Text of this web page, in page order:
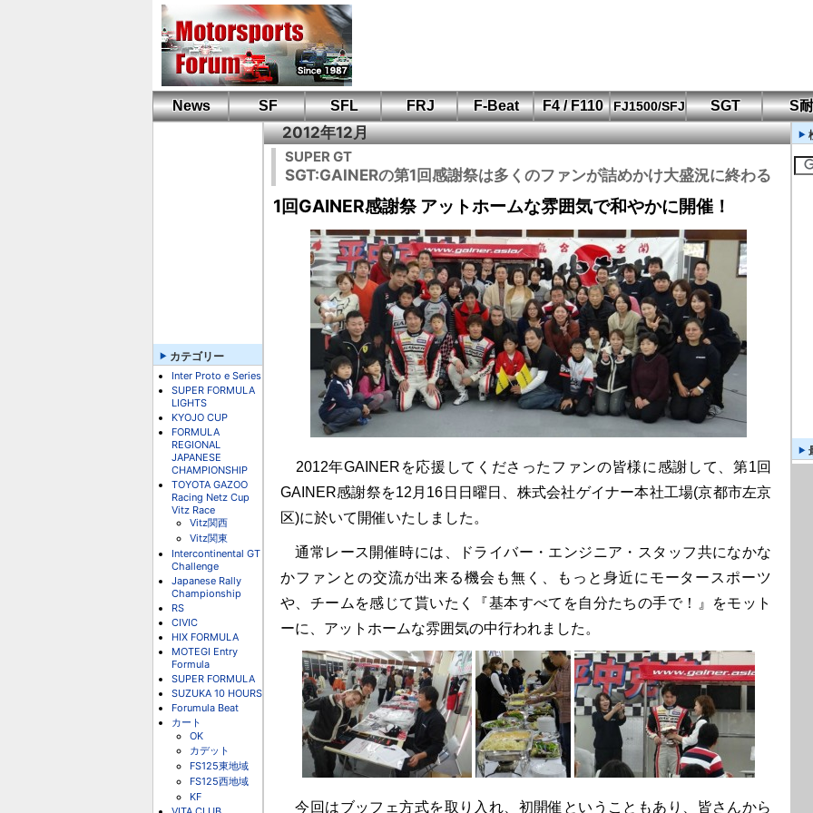
News SF SFL FRJ F-Beat
F4 / F110
FIA-F4
F110 CUP
FJ1500/SFJ
鈴鹿・岡山
もてぎ・菅生
筑波・冨士
Aポリス
SFJ D-Cup
SFJ日本一
SGT S耐
カテゴリー
Inter Proto e Series
SUPER FORMULA
LIGHTS
KYOJO CUP
FORMULA
REGIONAL
JAPANESE
CHAMPIONSHIP
TOYOTA GAZOO
Racing Netz Cup
Vitz Race
Vitz関西
Vitz関東
Intercontinental GT
Challenge
Japanese Rally
Championship
RS
CIVIC
HIX FORMULA
MOTEGI Entry
Formula
SUPER FORMULA
SUZUKA 10 HOURS
Forumula Beat
カート
OK
カデット
FS125東地域
FS125西地域
KF
2012年12月
SUPER GT
SGT:GAINERの第1回感謝祭は多くのファンが詰めかけ大盛況に終わる
1回GAINER感謝祭 アットホームな雰囲気で和やかに開催！
2012年GAINERを応援してくださったファンの皆様に感謝して、第1回
GAINER感謝祭を12月16日日曜日、株式会社ゲイナー本社工場(京都市左京
区)に於いて開催いたしました。
通常レース開催時には、ドライバー・エンジニア・スタッフ共になかな
かファンとの交流が出来る機会も無く、もっと身近にモータースポーツ
や、チームを感じて貰いたく『基本すべてを自分たちの手で！』をモット
ーに、アットホームな雰囲気の中行われました。
今回はブッフェ方式を取り入れ、初開催ということもあり、皆さんから